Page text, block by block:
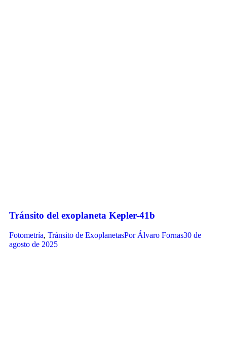
Tránsito del exoplaneta Kepler-41b
Fotometría, Tránsito de ExoplanetasPor Álvaro Fornas30 de
agosto de 2025